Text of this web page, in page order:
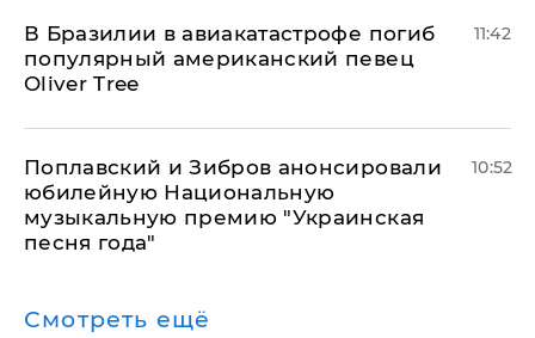
В Бразилии в авиакатастрофе погиб
популярный американский певец
Oliver Tree
11:42
Поплавский и Зибров анонсировали
юбилейную Национальную
музыкальную премию "Украинская
песня года"
10:52
Смотреть ещё